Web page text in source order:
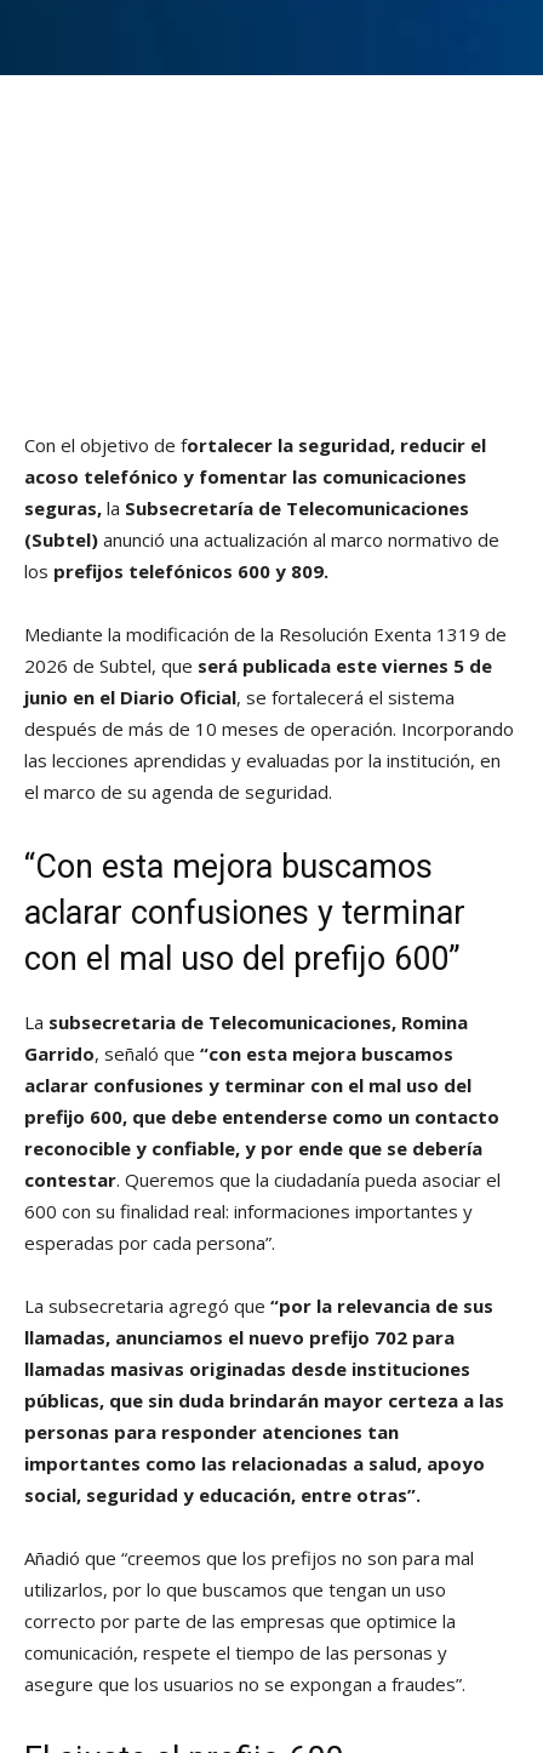
Con el objetivo de fortalecer la seguridad, reducir el
acoso telefónico y fomentar las comunicaciones
seguras, la Subsecretaría de Telecomunicaciones
(Subtel) anunció una actualización al marco normativo de
los prefijos telefónicos 600 y 809.
Mediante la modificación de la Resolución Exenta 1319 de
2026 de Subtel, que será publicada este viernes 5 de
junio en el Diario Oficial, se fortalecerá el sistema
después de más de 10 meses de operación. Incorporando
las lecciones aprendidas y evaluadas por la institución, en
el marco de su agenda de seguridad.
“Con esta mejora buscamos
aclarar confusiones y terminar
con el mal uso del prefijo 600”
La subsecretaria de Telecomunicaciones, Romina
Garrido, señaló que “con esta mejora buscamos
aclarar confusiones y terminar con el mal uso del
prefijo 600, que debe entenderse como un contacto
reconocible y confiable, y por ende que se debería
contestar. Queremos que la ciudadanía pueda asociar el
600 con su finalidad real: informaciones importantes y
esperadas por cada persona”.
La subsecretaria agregó que “por la relevancia de sus
llamadas, anunciamos el nuevo prefijo 702 para
llamadas masivas originadas desde instituciones
públicas, que sin duda brindarán mayor certeza a las
personas para responder atenciones tan
importantes como las relacionadas a salud, apoyo
social, seguridad y educación, entre otras”.
Añadió que “creemos que los prefijos no son para mal
utilizarlos, por lo que buscamos que tengan un uso
correcto por parte de las empresas que optimice la
comunicación, respete el tiempo de las personas y
asegure que los usuarios no se expongan a fraudes”.